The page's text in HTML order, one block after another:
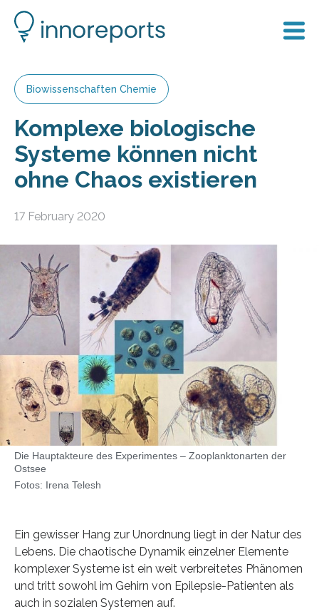
Biowissenschaften Chemie
Komplexe biologische
Systeme können nicht
ohne Chaos existieren
17 February 2020
Die Hauptakteure des Experimentes – Zooplanktonarten der
Ostsee
Fotos: Irena Telesh
Ein gewisser Hang zur Unordnung liegt in der Natur des
Lebens. Die chaotische Dynamik einzelner Elemente
komplexer Systeme ist ein weit verbreitetes Phänomen
und tritt sowohl im Gehirn von Epilepsie-Patienten als
auch in sozialen Systemen auf.